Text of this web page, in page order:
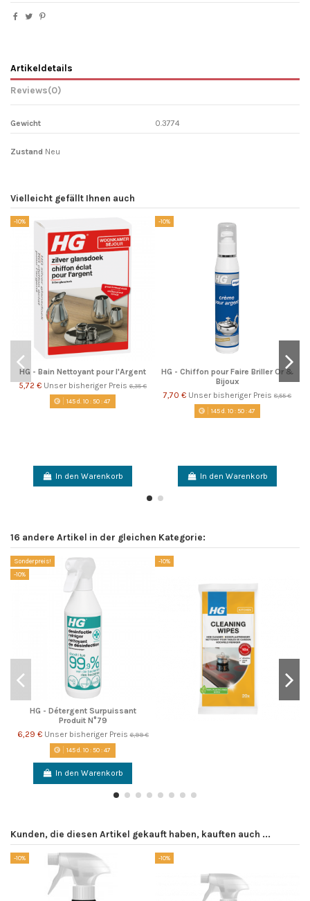
Artikeldetails
Reviews(0)
Gewicht 0.3774
Zustand Neu
Vielleicht gefällt Ihnen auch
-10%
HG - Bain Nettoyant pour l'Argent
5,72 € Unser bisheriger Preis 6,35 €
145d. 10:50:46
In den Warenkorb
-10%
HG - Chiffon pour Faire Briller Or &
Bijoux
7,70 € Unser bisheriger Preis 8,55 €
145d. 10:50:46
In den Warenkorb
16 andere Artikel in der gleichen Kategorie:
Sonderpreis!
-10%
HG - Détergent Surpuissant
Produit N°79
6,29 € Unser bisheriger Preis6,99 €
145d.10:50:46
In den Warenkorb
-10%
Kunden, die diesen Artikel gekauft haben, kauften auch ...
-10% -10%